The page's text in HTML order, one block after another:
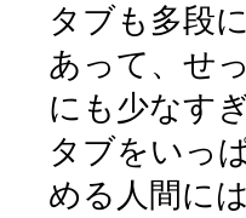
タブも多段
あって、せ
にも少なす
タブをいっ
める人間に